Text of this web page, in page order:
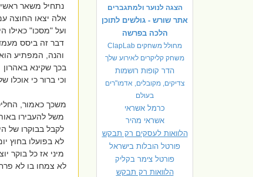
הצגה לנוער ולמתגברים
אתר שורש - גולשים לתוכן
הלכה בפרשה
מחולל משחקים ClapLab
משחק קליקרים לאירוע שלך
הדר קופות רושמות
צדיקים, מקובלים, אדמו"רים
בעולם
כרמל אשראי
אשראי מהיר
הלוואות לעסקים רק תבקש
פורטל הובלות בישראל
פורטל צימר בקליק
הלוואות רק תבקש
נתחיל משאר
אלה יצאו החוצה
ועל "מסכו" כאילו
דבר זה ביסס
והנה, המפתיע
בכך שקינא
וכי ברור כי
משכך כאמור,
משל להעבירו
לקבל בבוקרו של
לא בפועלו בחוץ
מיני אז כל בוקר
לא צמחו בו לא